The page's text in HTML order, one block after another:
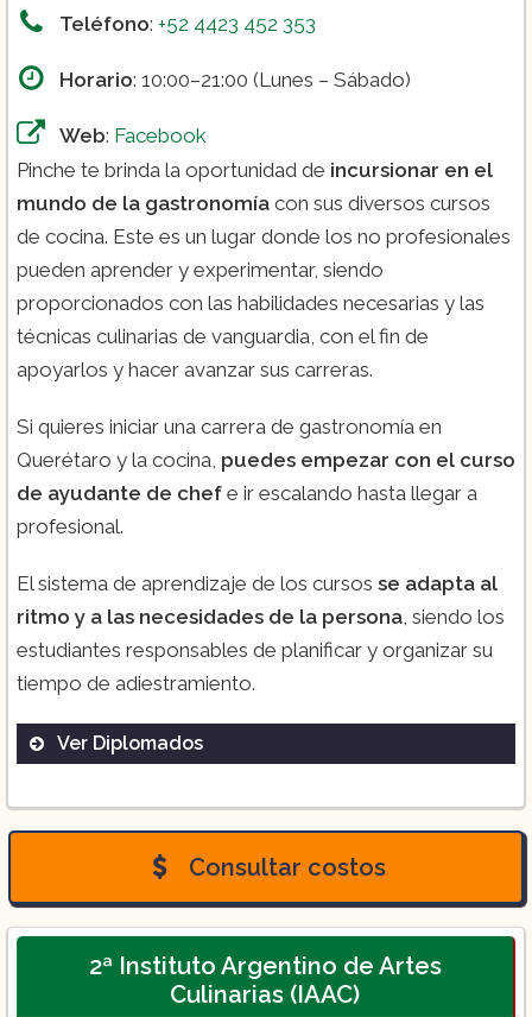
Teléfono: +52 4423 452 353
Horario: 10:00–21:00 (Lunes – Sábado)
Web: Facebook
Pinche te brinda la oportunidad de incursionar en el
mundo de la gastronomía con sus diversos cursos
de cocina. Este es un lugar donde los no profesionales
pueden aprender y experimentar, siendo
proporcionados con las habilidades necesarias y las
técnicas culinarias de vanguardia, con el fin de
apoyarlos y hacer avanzar sus carreras.
Si quieres iniciar una carrera de gastronomía en
Querétaro y la cocina, puedes empezar con el curso
de ayudante de chef e ir escalando hasta llegar a
profesional.
El sistema de aprendizaje de los cursos se adapta al
ritmo y a las necesidades de la persona , siendo los
estudiantes responsables de planificar y organizar su
tiempo de adiestramiento.
Ver Diplomados
Panadería.
Cocina Básica.
Consultar costos
2ª Instituto Argentino de Artes
Culinarias (IAAC)